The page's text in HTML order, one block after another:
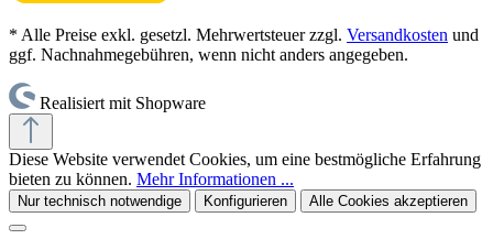
* Alle Preise exkl. gesetzl. Mehrwertsteuer zzgl. Versandkosten und
ggf. Nachnahmegebühren, wenn nicht anders angegeben.
Realisiert mit Shopware
Diese Website verwendet Cookies, um eine bestmögliche Erfahrung
bieten zu können. Mehr Informationen ...
Nur technisch notwendige Konfigurieren Alle Cookies akzeptieren